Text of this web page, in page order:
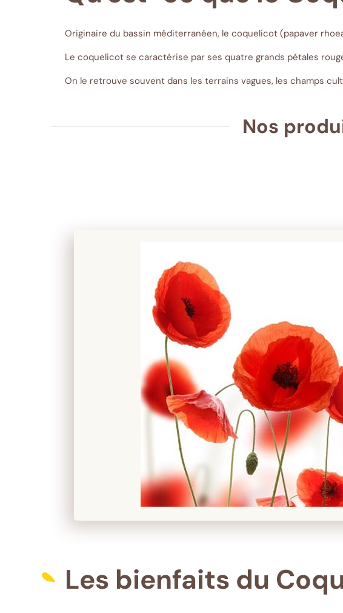
Originaire du bassin méditerranéen, le coquelicot (papaver
Le coquelicot se caractérise par ses quatre grands pétales
On le retrouve souvent dans les terrains vagues, les champs
Nos
Les bienfaits du